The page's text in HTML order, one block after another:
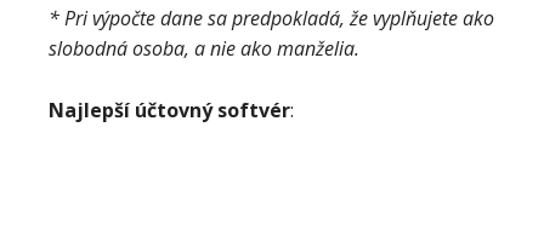
* Pri výpočte dane sa predpokladá, že vyplňujete ako
slobodná osoba, a nie ako manželia.
Najlepší účtovný softvér: